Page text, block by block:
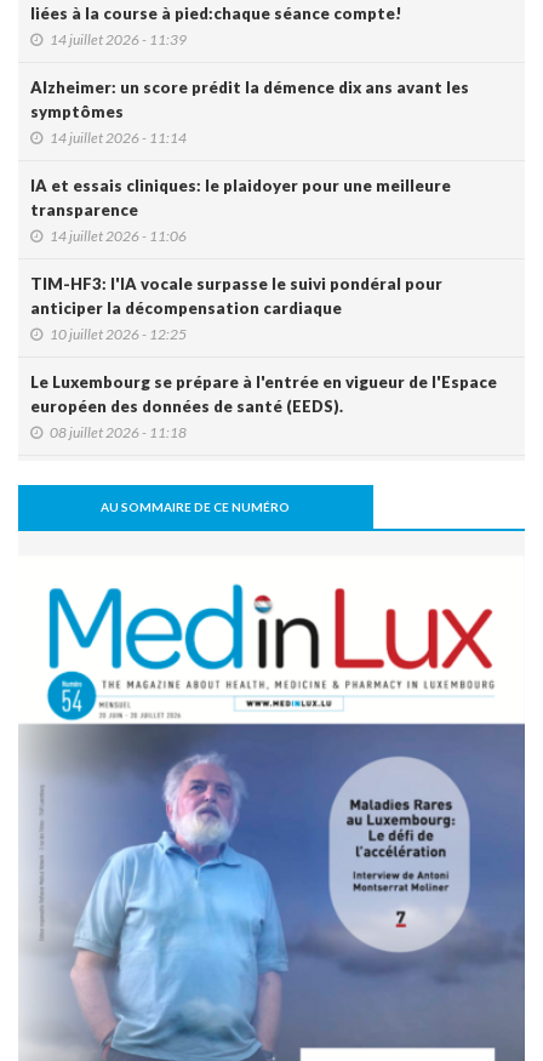
liées à la course à pied:chaque séance compte!
14 juillet 2026 - 11:39
Alzheimer: un score prédit la démence dix ans avant les
symptômes
14 juillet 2026 - 11:14
IA et essais cliniques: le plaidoyer pour une meilleure
transparence
14 juillet 2026 - 11:06
TIM-HF3: l'IA vocale surpasse le suivi pondéral pour
anticiper la décompensation cardiaque
10 juillet 2026 - 12:25
Le Luxembourg se prépare à l'entrée en vigueur de l'Espace
européen des données de santé (EEDS).
08 juillet 2026 - 11:18
risque de PTH
07 juillet 2026 - 09:47
nécessairement pour le disque intervertébral
07 juillet 2026 - 09:39
Comment une alimentation trop riche réduit la cognition
22 juin 2026 - 17:16
Covid long: des symptômes réels, mais souvent réversibles
11 mai 2026 - 10:36
Un robot humanoïde testé à l’hôpital pour soutenir les
équipes soignantes
31 mars 2026 - 06:51
IA et responsabilité médicale en radiologie : le workflow
change la donne juridique
30 mars 2026 - 20:00
Les résultats prometteurs de la première étude clinique
prospective de Google AMIE
AU SOMMAIRE DE CE NUMÉRO